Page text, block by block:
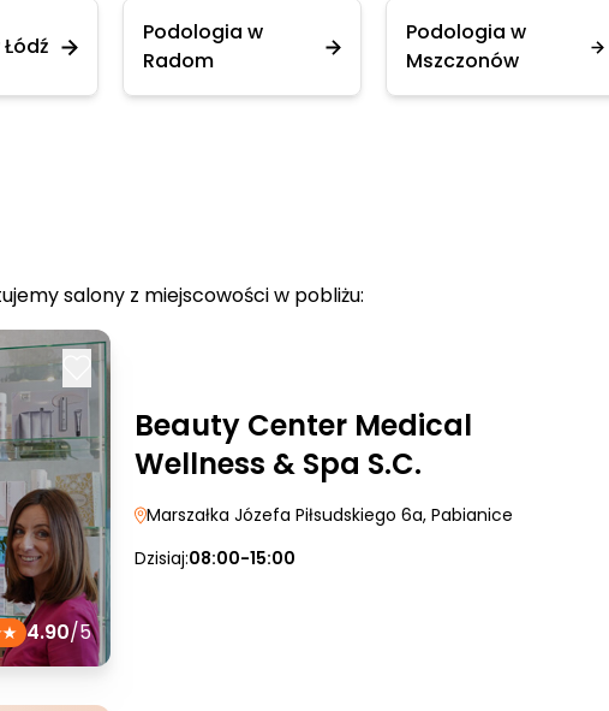
Podologia w
Radom
Podologia w
Mszczonów
salony z miejscowości w pobliżu:
4.90/5
Beauty Center Medical
Wellness & Spa S.C.
Marszałka Józefa Piłsudskiego 6a, Pabianice
Dzisiaj:08:00-15:00